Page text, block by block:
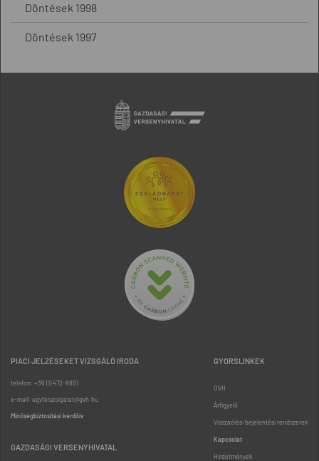
Döntések 1998
Döntések 1997
PIACI JELZÉSEKET VIZSGÁLÓ IRODA
telefon: +36 (1) 472-8851
e-mail: ugyfelszolgalat@gvh.hu
Minőségbiztosítási kérdőív
GAZDASÁGI VERSENYHIVATAL
GYORSLINKEK
GVH
Árfigyelő
Visszaélés-bejelentési rendszerek
Kapcsolat
Hirdetmények